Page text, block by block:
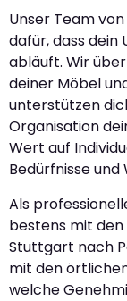
Unser Team
dafür, dass dein
abläuft. Wir
deiner Möbel
unterstützen
Organisation
Wert auf
Bedürfnisse und
Als
bestens mit den
Stuttgart nach
mit den
welche